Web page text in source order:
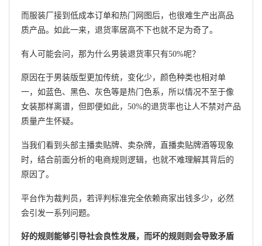
而服装厂接到低成本订单和热门网图后，也很难生产出高品
质产品。如此一来，退货率居高不下也就不足为奇了。
有人可能会问，那为什么男装退货率只有50%呢？
原因在于男装版型更加传统，变化少，颜色种类也相对单
一，如蓝色、黑色、灰色等是热门色系，所以情况不至于像
女装那样离谱，但即便如此，50%的退货率也让人不禁对产品
质量产生怀疑。
当我们看到头部主播卖贴牌、卖杂牌，直播卖贴牌酒等现象
时，结合前面分析的电商规则逻辑，也就不难理解其背后的
原因了。
平台作为裁判员，若评判标准完全依赖商家出钱多少，必然
会引发一系列问题。
好的规则能够引导社会良性发展，而坏的规则则会导致矛盾